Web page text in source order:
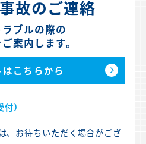
故のご連絡
ブルの際の
案内します。
こちらから
）
、お待ちいただく場合がござ